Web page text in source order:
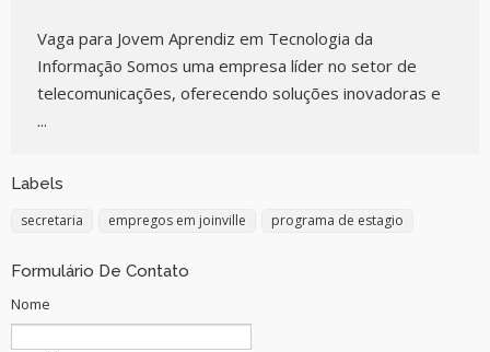
Vaga para Jovem Aprendiz em Tecnologia da
Informação Somos uma empresa líder no setor de
telecomunicações, oferecendo soluções inovadoras e
...
Labels
secretaria empregos em joinville programa de estagio
Formulário De Contato
Nome